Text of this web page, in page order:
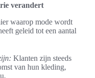
verandert
waarop mode wordt
geleid tot een aantal
Klanten zijn steeds
van hun kleding,